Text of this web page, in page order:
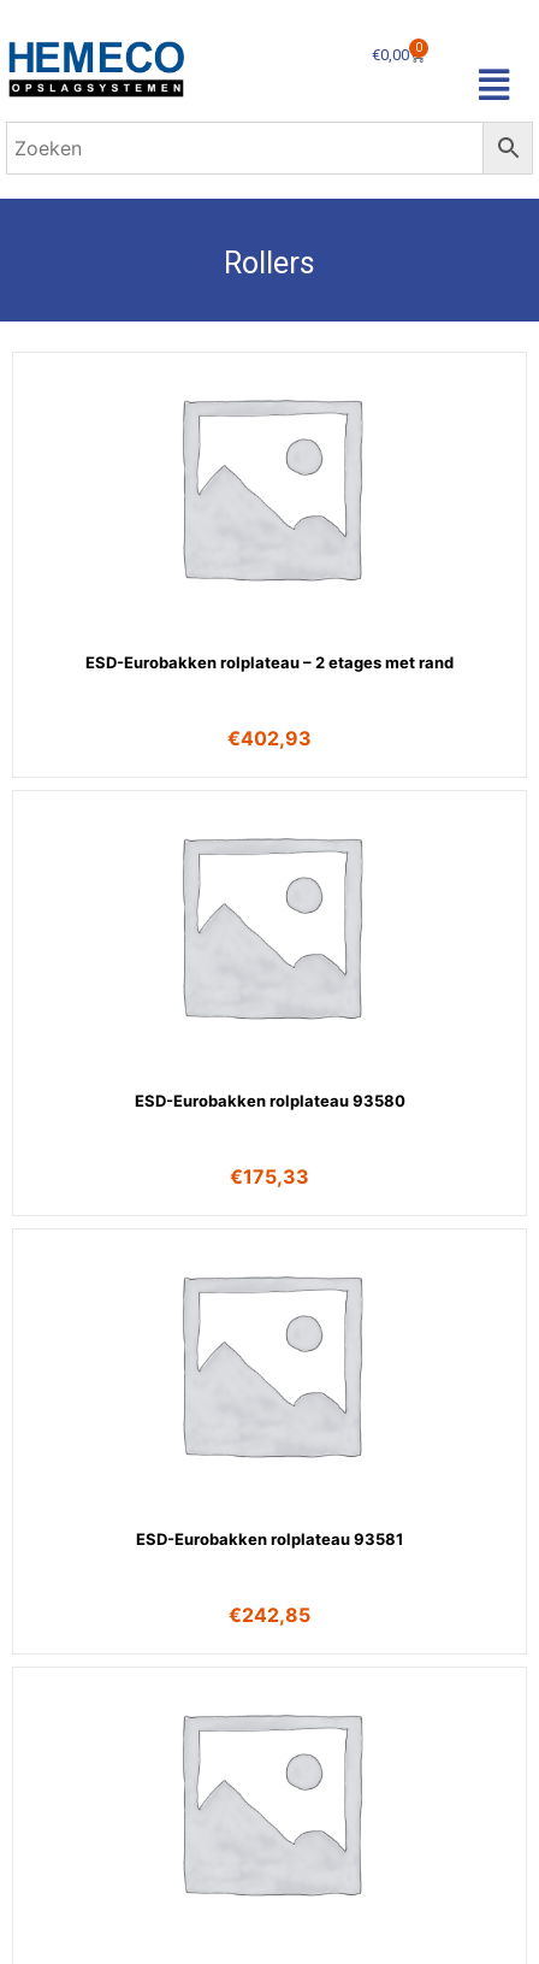
€0,00 0
Rollers
ESD-Eurobakken rolplateau – 2 etages met rand
€402,93
ESD-Eurobakken rolplateau 93580
€175,33
ESD-Eurobakken rolplateau 93581
€242,85